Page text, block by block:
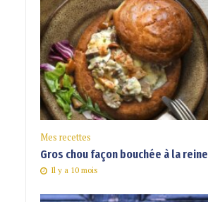
Mes recettes
Gros chou façon bouchée à la reine
Il y a 10 mois